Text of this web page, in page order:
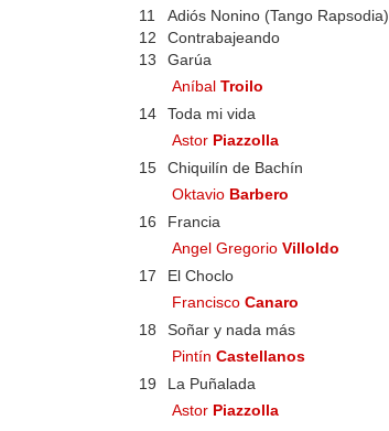
11
Adiós Nonino (Tango Rapsodia)
12
Contrabajeando
13
Garúa
AníbalTroilo
14
Toda mi vida
Astor Piazzolla
15
Chiquilín de Bachín
Oktavio Barbero
16
Francia
Angel GregorioVilloldo
17
El Choclo
FranciscoCanaro
18
Soñar y nada más
PintínCastellanos
19
La Puñalada
Astor Piazzolla